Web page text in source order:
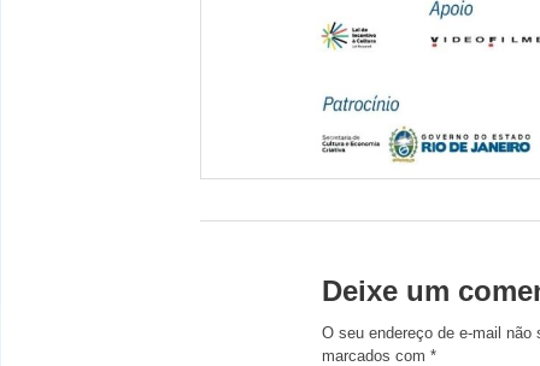
Deixe um
O seu endereço de e-mail não
marcados com*